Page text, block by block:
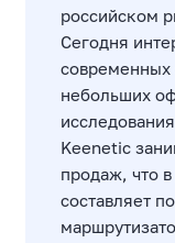
российском
Сегодня
современных
небольших
Keenetic
продаж, что
составляет